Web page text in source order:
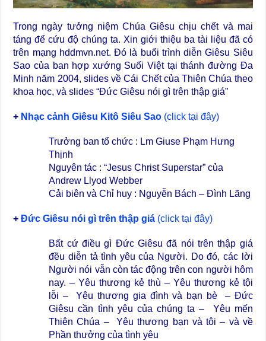
Trong ngày tưởng niệm Chúa Giêsu chịu chết và mai
táng để cứu độ chúng ta. Xin giới thiệu ba tài liệu đã có
trên mạng hddmvn.net. Đó là buổi trình diễn Giêsu Siêu
Sao của ban hợp xướng Suối Việt tại thánh đường Đa
Minh năm 2004, slides về Cái Chết của Thiên Chúa theo
khoa học, và slides “Đức Giêsu nói gì trên thập giá”
+ Nhạc cảnh Giêsu Kitô Siêu Sao (click tại đây)
Trưởng ban tổ chức : Lm Giuse Phạm Hưng
Thịnh
Nguyên tác : “Jesus Christ Superstar” của
Andrew Llyod Webber
Cải biên và Chỉ huy : Nguyễn Bách – Đình Lãng
+Đức Giêsu nói gì trên thập giá (click tại đây)
Bất cứ điều gì Đức Giêsu đã nói trên thập giá
đều diễn tả tình yêu của Người. Do đó, các lời
Người nói vẫn còn tác động trên con người hôm
nay.– Yêu thương kẻ thù – Yêu thương kẻ tội
lỗi –
Yêu thương gia đình và bạn bè – Đức
Giêsu cần tình yêu của chúng ta –
Yêu mến
Thiên Chúa –
Yêu thương bạn và tôi – và về
Phần thưởng của tình yêu